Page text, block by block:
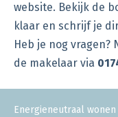
website. Bekijk de
klaar en schrijf je
Heb je nog
de makelaar via
Energieneutraal wonen